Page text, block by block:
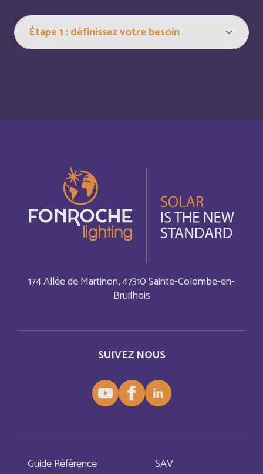
SUIVEZ NOUS
174 Allée de Martinon, 47310 Sainte-Colombe-en-
Bruilhois
Guide Référence SAV
Barbade
Français
Anglais
Bolivia
Bonaire, Saint-Eustache et Saba
Bonaire, Sint Eustatius and Saba
Botswana